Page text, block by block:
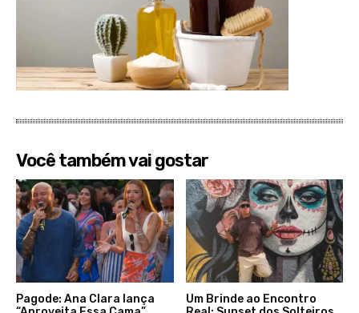
Você também vai gostar
Pagode: Ana Clara lança
Um Brinde ao Encontro